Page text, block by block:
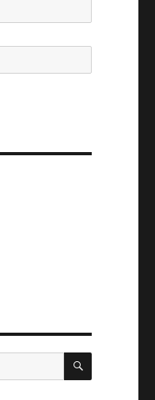
SUCHEN